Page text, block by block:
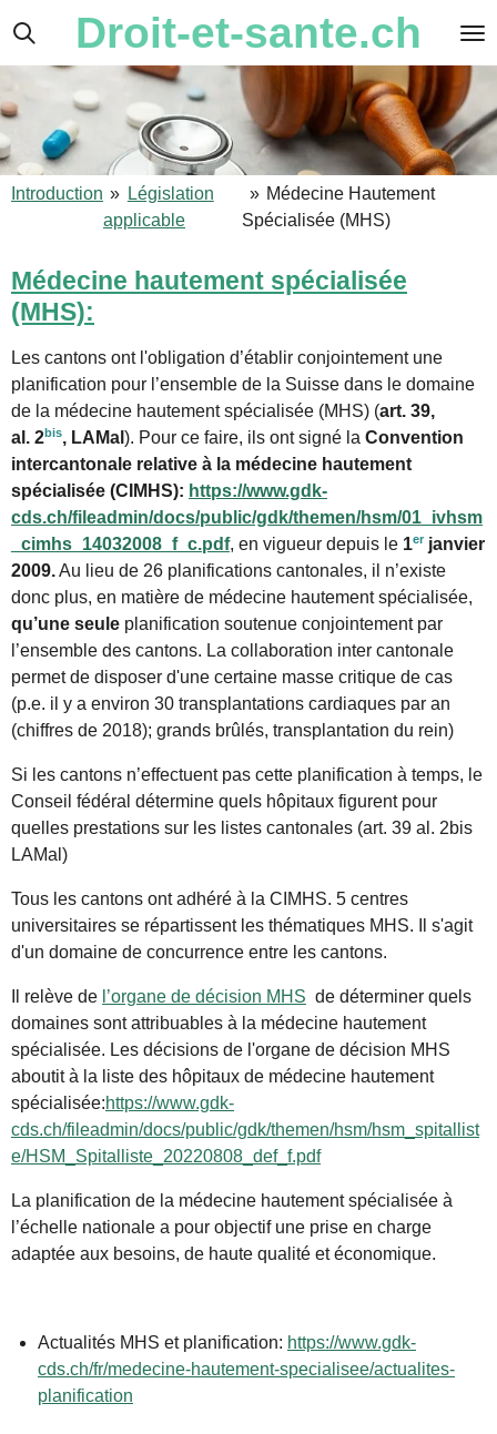
Passer
contenu
principal
Droit-et-sante.ch
Introduction » Législation
applicable
» Médecine Hautement
Spécialisée (MHS)
Médecine hautement spécialisée
(MHS):
Les cantons ont l'obligation d’établir conjointement une
planification pour l’ensemble de la Suisse dans le domaine
de la médecine hautement spécialisée (MHS) (art. 39,
al. 2bis, LAMal ). Pour ce faire, ils ont signé la Convention
intercantonale relative à la médecine hautement
spécialisée (CIMHS): https://www.gdk-
cds.ch/fileadmin/docs/public/gdk/themen/hsm/01_ivhsm
_cimhs_14032008_f_c.pdf, en vigueur depuis le 1er janvier
2009.Au lieu de 26 planifications cantonales, il n’existe
donc plus, en matière de médecine hautement spécialisée,
qu’une seule planification soutenue conjointement par
l’ensemble des cantons. La collaboration inter cantonale
permet de disposer d'une certaine masse critique de cas
(p.e. il y a environ 30 transplantations cardiaques par an
(chiffres de 2018); grands brûlés, transplantation du rein)
Si les cantons n’effectuent pas cette planification à temps, le
Conseil fédéral détermine quels hôpitaux figurent pour
quelles prestations sur les listes cantonales (art. 39 al. 2bis
LAMal)
Tous les cantons ont adhéré à la CIMHS. 5 centres
universitaires se répartissent les thématiques MHS. Il s'agit
d'un domaine de concurrence entre les cantons.
Il relève de l’organe de décision MHS de déterminer quels
domaines sont attribuables à la médecine hautement
spécialisée. Les décisions de l'organe de décision MHS
aboutit à la liste des hôpitaux de médecine hautement
spécialisée:https://www.gdk-
cds.ch/fileadmin/docs/public/gdk/themen/hsm/hsm_spitallist
e/HSM_Spitalliste_20220808_def_f.pdf
La planification de la médecine hautement spécialisée à
l’échelle nationale a pour objectif une prise en charge
adaptée aux besoins, de haute qualité et économique.
Actualités MHS et planification: https://www.gdk-
cds.ch/fr/medecine-hautement-specialisee/actualites-
planification